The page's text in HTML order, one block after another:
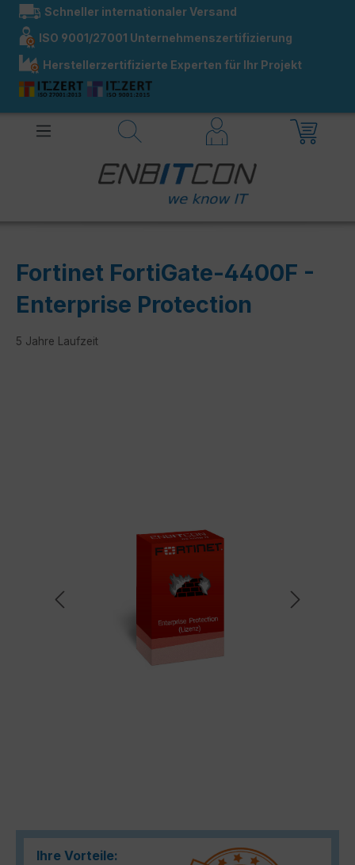
springen
Schneller internationaler Versand
ISO 9001/27001 Unternehmenszertifizierung
Herstellerzertifizierte Experten für Ihr Projekt
Fortinet FortiGate-4400F -
Enterprise Protection
5 Jahre Laufzeit
Ihre Vorteile: